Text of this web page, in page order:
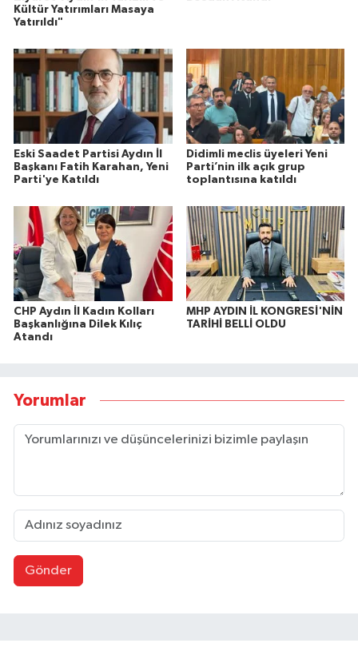
Kültür Yatırımları Masaya
Yatırıldı"
Eski Saadet Partisi Aydın İl
Başkanı Fatih Karahan, Yeni
Parti'ye Katıldı
Didimli meclis üyeleri Yeni
Parti’nin ilk açık grup
toplantısına katıldı
CHP Aydın İl Kadın Kolları
Başkanlığına Dilek Kılıç
Atandı
MHP AYDIN İL KONGRESİ'NİN
TARİHİ BELLİ OLDU
Yorumlar
Gönder